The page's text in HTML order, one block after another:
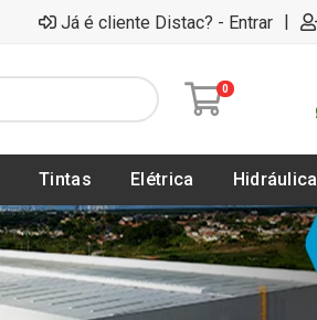
Já é cliente Distac? - Entrar |
0
Tintas Elétrica Hidráulica